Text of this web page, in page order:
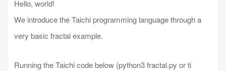
Hello, world!
We introduce the Taichi programming language through a
very basic fractal example.
Running the Taichi code below (python3 fractal.py or ti